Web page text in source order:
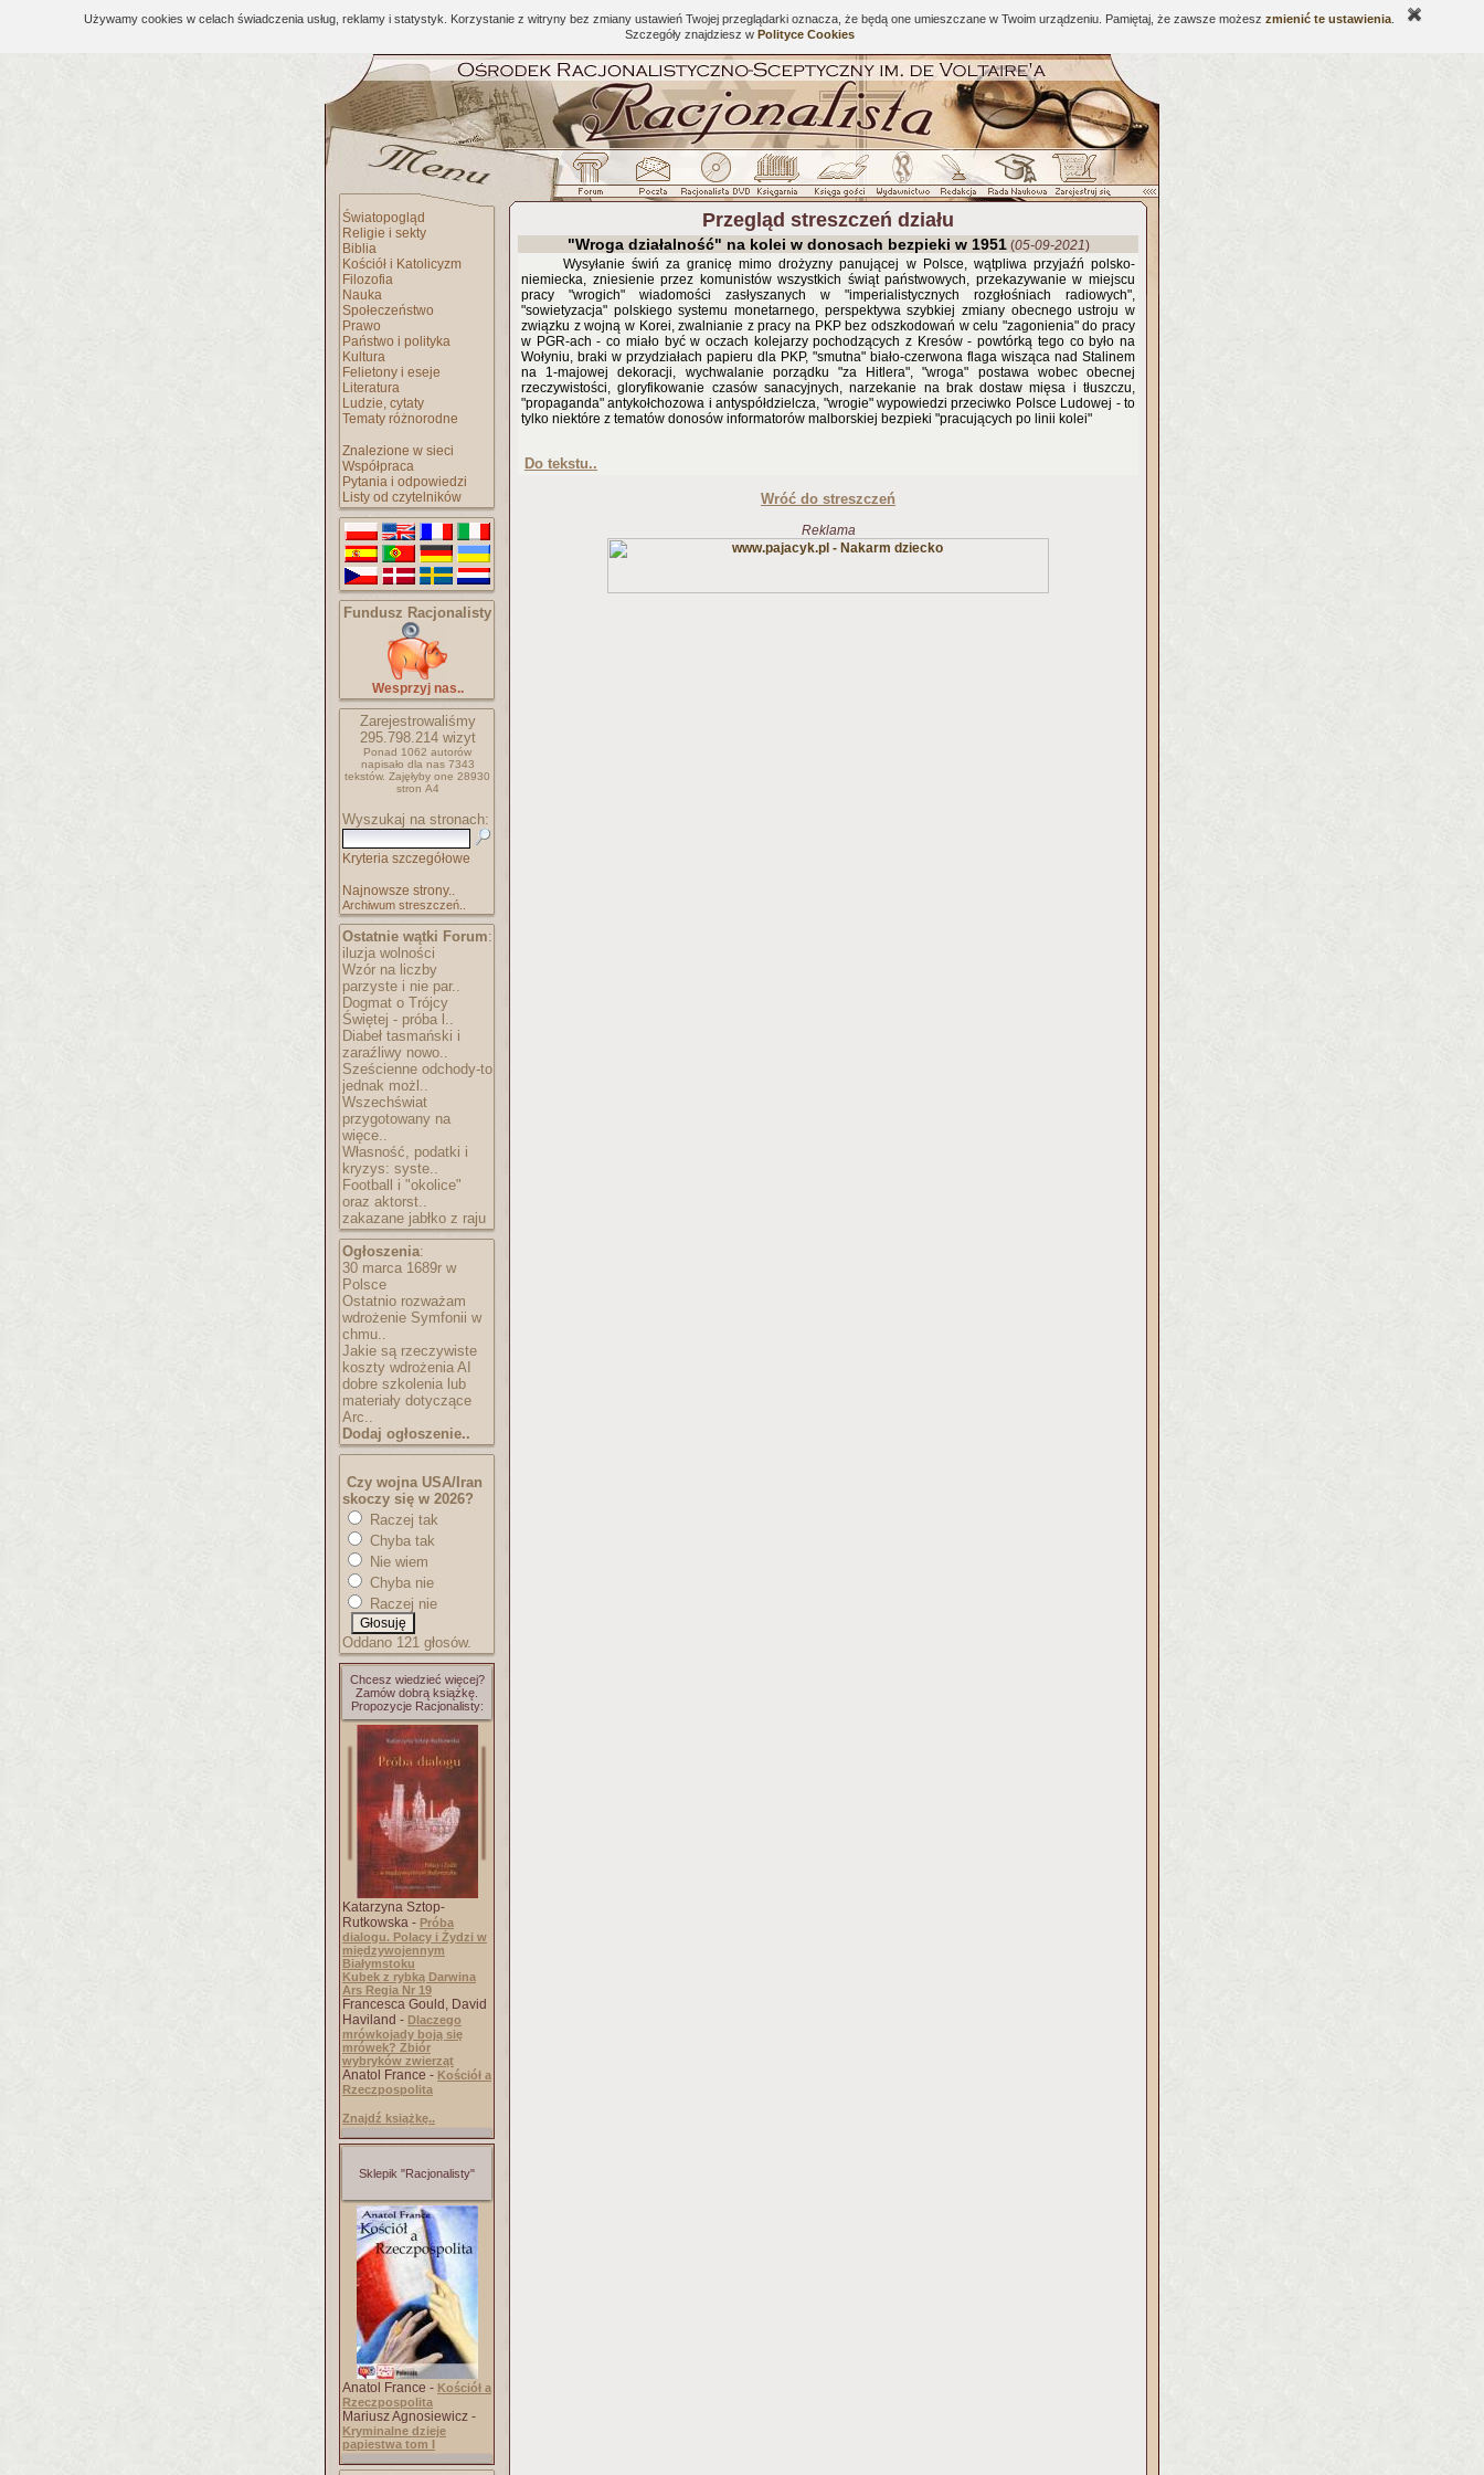
Używamy cookies w celach świadczenia usług, reklamy i statystyk. Korzystanie z witryny bez zmiany ustawień Twojej przeglądarki oznacza, że będą one umieszczane w Twoim urządzeniu. Pamiętaj, że zawsze możesz zmienić te ustawienia
Szczegóły znajdziesz w Polityce Cookies
Światopogląd
Religie i sekty
Biblia
Kościół i Katolicyzm
Filozofia
Nauka
Społeczeństwo
Prawo
Państwo i polityka
Kultura
Felietony i eseje
Literatura
Ludzie, cytaty
Tematy różnorodne
Znalezione w sieci
Współpraca
Pytania i odpowiedzi
Listy od czytelników
Fundusz Racjonalisty
Wesprzyj nas..
Zarejestrowaliśmy
295.798.214wizyt
Ponad 1062 autorów
napisało dla nas 7343
tekstów. Zajęłyby one 28930
stron A4
Wyszukaj na stronach:
Kryteria szczegółowe
Najnowsze strony..
Archiwum streszczeń..
Ostatnie wątki Forum:
iluzja wolności
Wzór na liczby
parzyste i nie par..
Dogmat o Trójcy
Świętej - próba l..
Diabeł tasmański i
zaraźliwy nowo..
Sześcienne odchody-to
jednak możl..
Wszechświat
przygotowany na
więce..
Własność, podatki i
kryzys: syste..
Football i "okolice"
oraz aktorst..
zakazane jabłko z raju
Ogłoszenia:
30 marca 1689r w
Polsce
Ostatnio rozważam
wdrożenie Symfonii w
chmu..
Jakie są rzeczywiste
koszty wdrożenia AI
dobre szkolenia lub
materiały dotyczące
Arc..
Dodaj ogłoszenie..
Czy wojna USA/Iran
skoczy się w 2026?
Raczej tak
Chyba tak
Nie wiem
Chyba nie
Raczej nie
Oddano 121 głosów.
Chcesz wiedzieć więcej?
Zamów dobrą książkę.
Propozycje Racjonalisty:
Katarzyna Sztop-
Rutkowska - Próba
dialogu. Polacy i Żydzi w
międzywojennym
Białymstoku
Kubek z rybką Darwina
Ars Regia Nr 19
Francesca Gould, David
Haviland - Dlaczego
mrówkojady boją się
mrówek? Zbiór
wybryków zwierząt
Anatol France - Kościół a
Rzeczpospolita
Znajdź książkę..
Sklepik "Racjonalisty"
Anatol France - Kościół a
Rzeczpospolita
Mariusz Agnosiewicz -
Kryminalne dzieje
papiestwa tom I
Przegląd streszczeń działu
"Wroga działalność" na kolei w donosach bezpieki w 1951(05-09-2021)
Wysyłanie świń za granicę mimo drożyzny panującej w Polsce, wątpliwa przyjaźń polsko-
niemiecka, zniesienie przez komunistów wszystkich świąt państwowych, przekazywanie w miejscu
pracy "wrogich" wiadomości zasłyszanych w "imperialistycznych rozgłośniach radiowych",
"sowietyzacja" polskiego systemu monetarnego, perspektywa szybkiej zmiany obecnego ustroju w
związku z wojną w Korei, zwalnianie z pracy na PKP bez odszkodowań w celu "zagonienia" do pracy
w PGR-ach - co miało być w oczach kolejarzy pochodzących z Kresów - powtórką tego co było na
Wołyniu, braki w przydziałach papieru dla PKP, "smutna" biało-czerwona flaga wisząca nad Stalinem
na 1-majowej dekoracji, wychwalanie porządku "za Hitlera", "wroga" postawa wobec obecnej
rzeczywistości, gloryfikowanie czasów sanacyjnych, narzekanie na brak dostaw mięsa i tłuszczu,
"propaganda" antykołchozowa i antyspółdzielcza, "wrogie" wypowiedzi przeciwko Polsce Ludowej - to
tylko niektóre z tematów donosów informatorów malborskiej bezpieki "pracujących po linii kolei"
Do tekstu..
Wróć do streszczeń
Reklama